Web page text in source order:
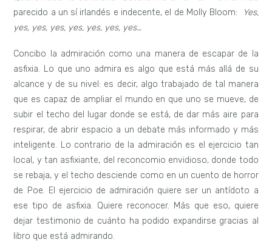
parecido a un sí irlandés e indecente, el de Molly Bloom:
Yes,
yes, yes, yes, yes, yes, yes, yes…
Concibo la admiración como una manera de escapar de la
asfixia. Lo que uno admira es algo que está más allá de su
alcance y de su nivel: es decir, algo trabajado de tal manera
que es capaz de ampliar el mundo en que uno se mueve, de
subir el techo del lugar donde se está, de dar más aire para
respirar, de abrir espacio a un debate más informado y más
inteligente. Lo contrario de la admiración es el ejercicio tan
local, y tan asfixiante, del reconcomio envidioso, donde todo
se rebaja, y el techo desciende como en un cuento de horror
de Poe. El ejercicio de admiración quiere ser un antídoto a
ese tipo de asfixia. Quiere reconocer. Más que eso, quiere
dejar testimonio de cuánto ha podido expandirse gracias al
libro que está admirando.